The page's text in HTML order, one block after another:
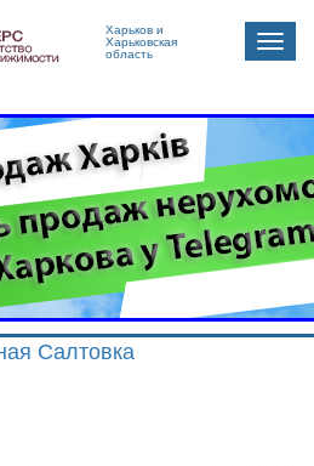
Харьков и
Харьковская
область
Toggle
Салтовка